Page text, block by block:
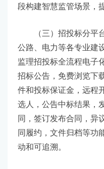
段构建智慧监管场景，
（三）招投标分平
公路、电力等各专业建
监理招投标全流程电子
招标公告，免费浏览下
件和投标保证金，远程
选人，公告中标结果，
同，签订发布合同，异
同履约，文件归档等功
动和可追溯。